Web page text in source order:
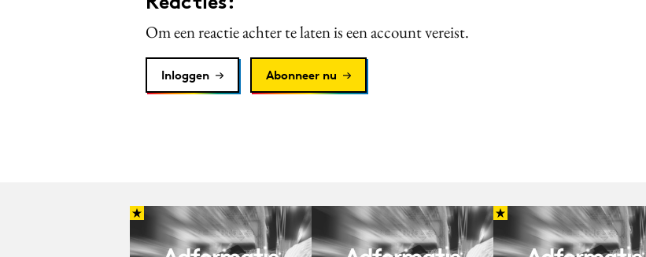
Om een reactie achter te laten is een account vereist.
Inloggen Abonneer nu